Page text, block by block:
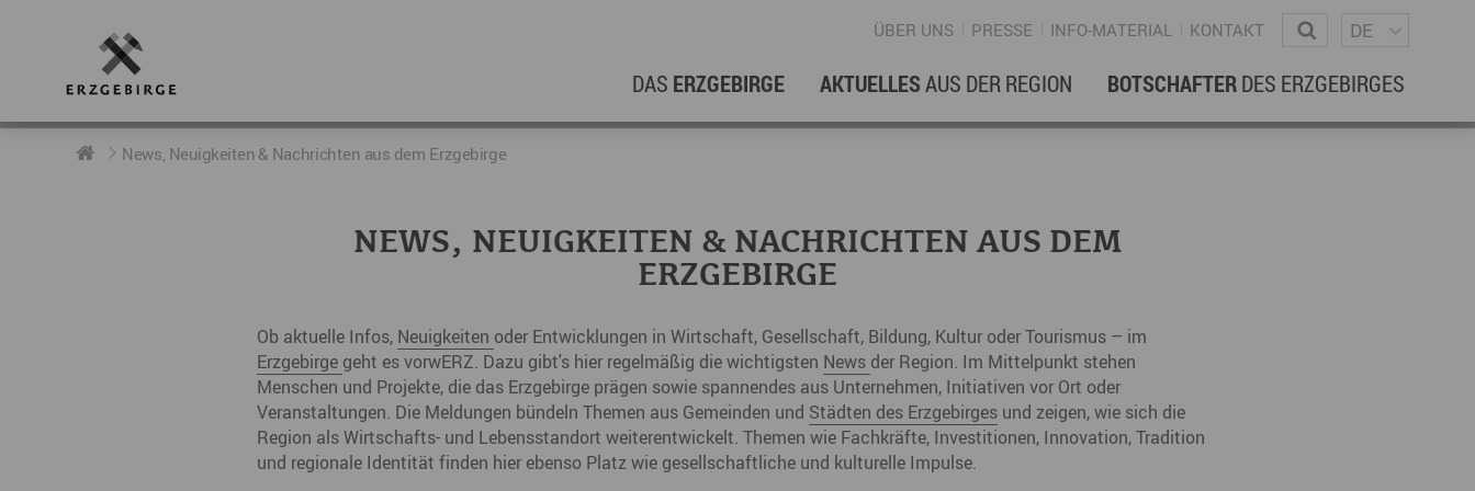
ÜBER UNS PRESSE INFO-MATERIAL KONTAKT Wonach suchen Sie?
DE
DAS ERZGEBIRGE
RUND UMS ERZGEBIRGE
Wirtschaftsstandort
Coworking Spaces im Erzgebirge
DER FILM
Kultur
Religion Dialekt Essen
Erzgebirgische Volkskunst
AKTUELLESAUS DER REGION
AKTUELLES
Unternehmensgeschichten
BOTSCHAFTERDES ERZGEBIRGES
DIE BOTSCHAFTER
News, Neuigkeiten & Nachrichten aus dem Erzgebirge
NEWS, NEUIGKEITEN & NACHRICHTEN AUS DEM
ERZGEBIRGE
Ob aktuelle Infos, Neuigkeiten oder Entwicklungen in Wirtschaft, Gesellschaft, Bildung, Kultur oder Tourismus – im
Erzgebirge geht es vorwERZ. Dazu gibt's hier regelmäßig die wichtigsten News der Region. Im Mittelpunkt stehen
Menschen und Projekte, die das Erzgebirge prägen sowie spannendes aus Unternehmen, Initiativen vor Ort oder
Veranstaltungen. Die Meldungen bündeln Themen aus Gemeinden und Städten des Erzgebirges und zeigen, wie sich die
Region als Wirtschafts- und Lebensstandort weiterentwickelt. Themen wie Fachkräfte, Investitionen, Innovation, Tradition
und regionale Identität finden hier ebenso Platz wie gesellschaftliche und kulturelle Impulse.